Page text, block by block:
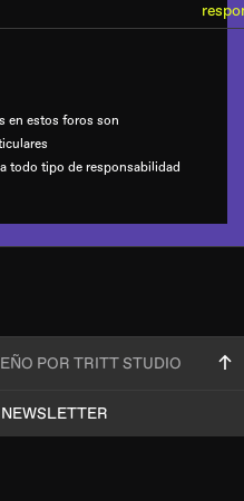
en estos foros son
todo tipo de responsabilidad
POR TRITT STUDIO
NEWSLETTER